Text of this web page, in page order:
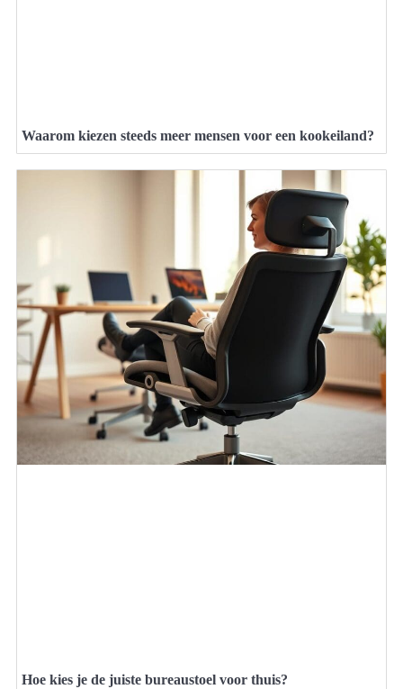
Waarom kiezen steeds meer mensen voor een kookeiland?
Hoe kies je de juiste bureaustoel voor thuis?